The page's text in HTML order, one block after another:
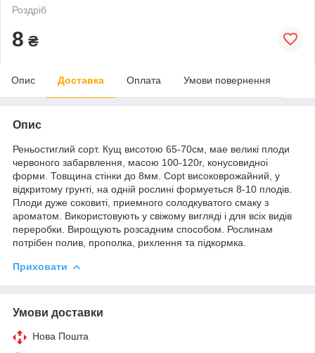
Роздріб
8 ₴
Опис Доставка Оплата Умови повернення
Опис
Реньостиглий сорт. Кущ висотою 65-70см, мае великі плоди
червоного забарвлення, масою 100-120r, конусовидноі
форми. Товщина стінки до 8мм. Copt високоврожайний, у
відкритому грунті, на одній рослині формуеться 8-10 плодів.
Плоди дуже соковиті, приемного солодкуватого смаку з
ароматом. Використовують у свіжому вигляді і для всіх видів
переробки. Вирощують розсадним способом. Рослинам
потрібен полив, прополка, рихлення та підкормка.
Приховати
Умови доставки
Нова Пошта